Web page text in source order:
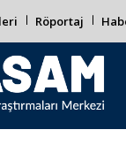
Röportaj